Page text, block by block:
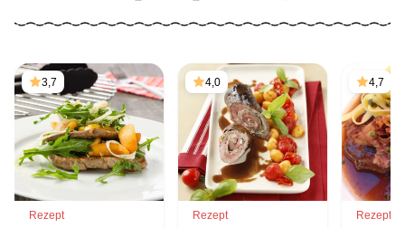
3,7
Rezept
4,0
Rezept
4,7
Rezept